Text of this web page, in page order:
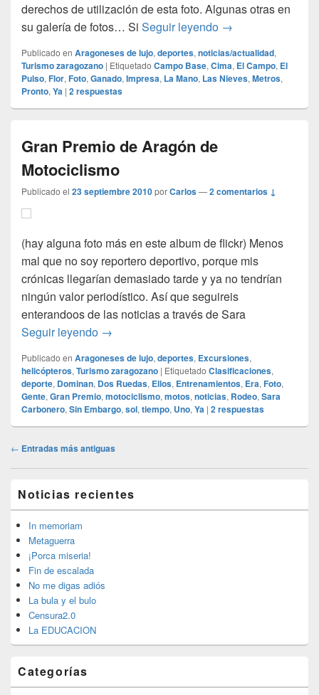
derechos de utilización de esta foto. Algunas otras en
su galería de fotos… Si Seguir leyendo Estamos en la cima
→
Publicado en Aragoneses de lujo, deportes, noticias/actualidad,
Turismo zaragozano | Etiquetado Campo Base, Cima, El Campo, El
Pulso, Flor, Foto, Ganado, Impresa, La Mano, Las Nieves, Metros,
Pronto, Ya | 2respuestas
Gran Premio de Aragón de
Motociclismo
Publicado el 23 septiembre 2010porCarlos—2 comentarios ↓
(hay alguna foto más en este album de flickr) Menos
mal que no soy reportero deportivo, porque mis
crónicas llegarían demasiado tarde y ya no tendrían
ningún valor periodístico. Así que seguireis
enterandoos de las noticias a través de Sara
Seguir leyendo Gran Premio de Aragón de Motociclismo
→
Publicado en Aragoneses de lujo, deportes, Excursiones,
helicópteros, Turismo zaragozano | Etiquetado Clasificaciones,
deporte, Dominan, Dos Ruedas, Ellos, Entrenamientos, Era, Foto,
Gente, Gran Premio, motociclismo, motos, noticias, Rodeo, Sara
Carbonero, Sin Embargo, sol, tiempo, Uno, Ya | 2respuestas
Navegación
← Entradas más antiguas
área
de
widget
barra
lateral
primaria
Noticias recientes
In memoriam
Metaguerra
¡Porca miseria!
Fin de escalada
No me digas adiós
La bula y el bulo
Censura2.0
La EDUCACION
Categorías